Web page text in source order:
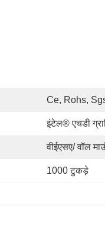
Ce, Rohs,
इंटेल® एचडी
वीईएसए/ वॉल
1000 टुकड़े